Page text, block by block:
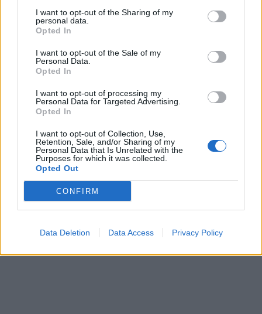
I want to opt-out of the Sharing of my
personal data.
Opted In
I want to opt-out of the Sale of my
Personal Data.
Opted In
I want to opt-out of processing my
Personal Data for Targeted Advertising.
Opted In
I want to opt-out of Collection, Use,
Retention, Sale, and/or Sharing of my
Personal Data that Is Unrelated with the
Purposes for which it was collected.
Opted Out
CONFIRM
Data Deletion Data Access Privacy Policy